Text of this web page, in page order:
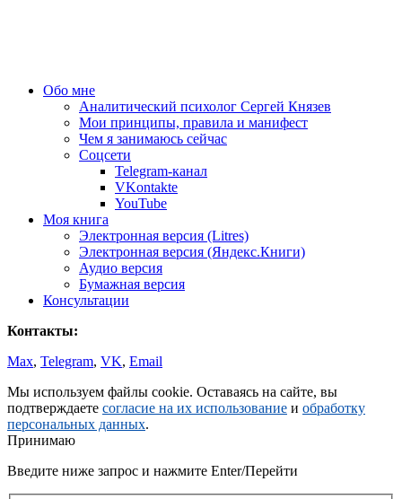
Обо мне
Аналитический психолог Сергей Князев
Мои принципы, правила и манифест
Чем я занимаюсь сейчас
Соцсети
Telegram-канал
VKontakte
YouTube
Моя книга
Электронная версия (Litres)
Электронная версия (Яндекс.Книги)
Аудио версия
Бумажная версия
Консультации
Контакты:
Max, Telegram, VK, Email
Мы используем файлы cookie. Оставаясь на сайте, вы
подтверждаете согласие на их использование и обработку
персональных данных.
Принимаю
Введите ниже запрос и нажмите Enter/Перейти